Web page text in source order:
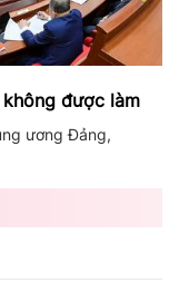
được làm
ương Đảng,